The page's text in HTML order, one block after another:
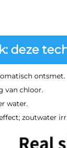
deze
ontsmet.
van chloor.
water.
zoutwater